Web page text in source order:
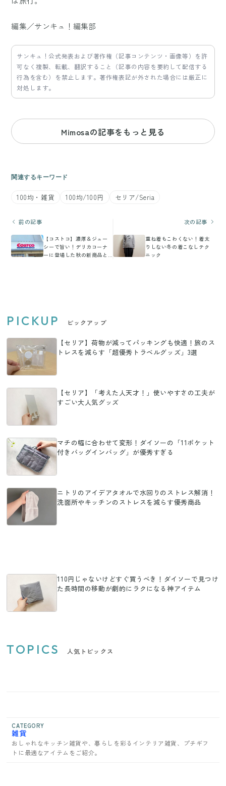
編集／サンキュ！編集部
サンキュ！公式発表および著作権（記事コンテンツ・画像等）を許
可なく複製、転載、翻訳すること（記事の内容を要約して配信する
行為を含む）を禁止します。著作権表記が外された場合には厳正に
対処します。
Mimosaの記事をもっと見る
関連するキーワード
100均・雑貨 100均/100円 セリア/Seria
前の記事
【コストコ】濃厚＆ジュー
シーで旨い！デリカコーナ
ーに登場した秋の新商品と
次の記事
重ね着もこわくない！着太
りしない冬の着こなしテク
ニック
PICKUP ピックアップ
【セリア】荷物が減ってパッキングも快適！旅のス
トレスを減らす「超優秀トラベルグッズ」3選
【セリア】「考えた人天才！」使いやすさの工夫が
すごい大人気グッズ
マチの幅に合わせて変形！ダイソーの「11ポケット
付きバッグインバッグ」が優秀すぎる
ニトリのアイデアタオルで水回りのストレス解消！
洗面所やキッチンのストレスを減らす優秀商品
110円じゃないけどすぐ買うべき！ダイソーで見つけ
た長時間の移動が劇的にラクになる神アイテム
TOPICS 人気トピックス
CATEGORY
雑貨
おしゃれなキッチン雑貨や、暮らしを彩るインテリア雑貨、プチギフ
トに最適なアイテムをご紹介。